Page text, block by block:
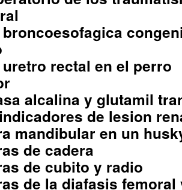
rectal en el perro
alcalina y glutamil
de lesion
mandibular en un
de cadera
de cubito y radio
de la diafasis